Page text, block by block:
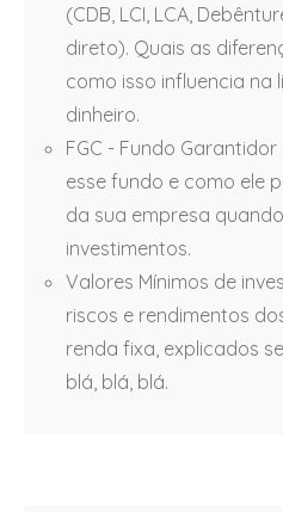
(CDB, LCI, LCA,
direto). Quais as
como isso influencia na
dinheiro.
FGC - Fundo
esse fundo e como ele
da sua empresa
investimentos.
Valores Mínimos de
riscos e rendimentos
renda fixa, explicados
blá, blá, blá.